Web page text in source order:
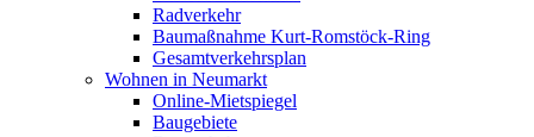
Radverkehr
Baumaßnahme Kurt-Romstöck-Ring
Gesamtverkehrsplan
Wohnen in Neumarkt
Online-Mietspiegel
Baugebiete